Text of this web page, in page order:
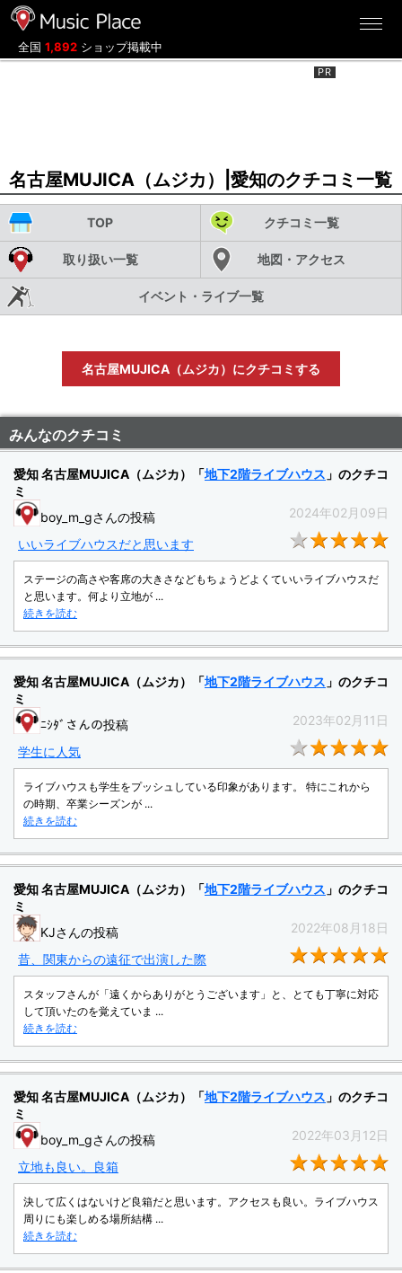
全国 1,892 ショップ掲載中
名古屋MUJICA（ムジカ）|愛知のクチコミ一覧
TOP クチコミ一覧
取り扱い一覧 地図・アクセス
イベント・ライブ一覧
名古屋MUJICA（ムジカ）にクチコミする
みんなのクチコミ
愛知 名古屋MUJICA（ムジカ）「地下2階ライブハウス 」のクチコ
ミ
boy_m_gさんの投稿
2024年02月09日
いいライブハウスだと思います
ステージの高さや客席の大きさなどもちょうどよくていいライブハウスだ
と思います。何より立地が ...
続きを読む
愛知 名古屋MUJICA（ムジカ）「地下2階ライブハウス 」のクチコ
ミ
ﾆｼﾀﾞさんの投稿
2023年02月11日
学生に人気
ライブハウスも学生をプッシュしている印象があります。 特にこれから
の時期、卒業シーズンが ...
続きを読む
愛知 名古屋MUJICA（ムジカ）「地下2階ライブハウス 」のクチコ
ミ
KJさんの投稿
2022年08月18日
昔、関東からの遠征で出演した際
スタッフさんが「遠くからありがとうございます」と、とても丁寧に対応
して頂いたのを覚えていま ...
続きを読む
愛知 名古屋MUJICA（ムジカ）「地下2階ライブハウス 」のクチコ
ミ
boy_m_gさんの投稿
2022年03月12日
立地も良い。良箱
決して広くはないけど良箱だと思います。アクセスも良い。ライブハウス
周りにも楽しめる場所結構 ...
続きを読む